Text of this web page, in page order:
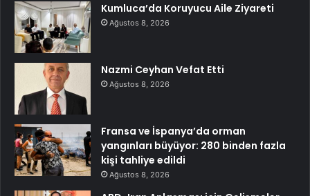
Kumluca’da Koruyucu Aile Ziyareti
Ağustos 8, 2026
Nazmi Ceyhan Vefat Etti
Ağustos 8, 2026
Fransa ve İspanya’da orman
yangınları büyüyor: 280 binden fazla
kişi tahliye edildi
Ağustos 8, 2026